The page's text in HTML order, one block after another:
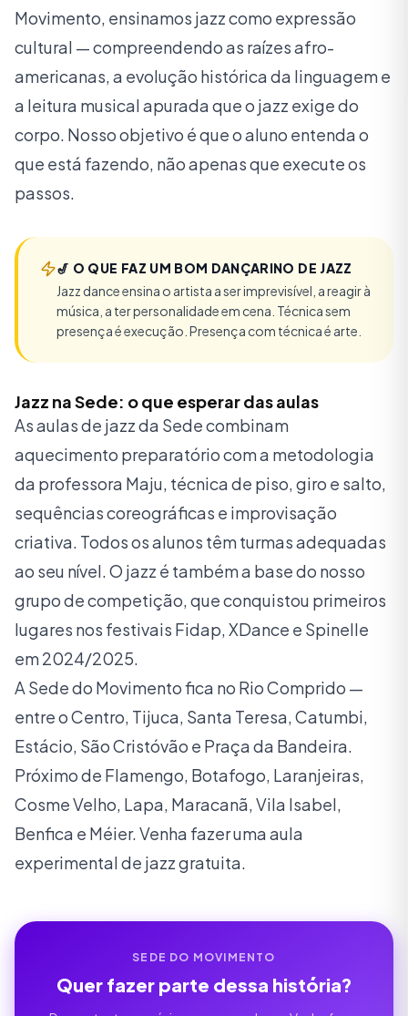
Movimento, ensinamos jazz como expressão
cultural — compreendendo as raízes afro-
americanas, a evolução histórica da linguagem e
a leitura musical apurada que o jazz exige do
corpo. Nosso objetivo é que o aluno entenda o
que está fazendo, não apenas que execute os
passos.
🎷 O QUE FAZ UM BOM DANÇARINO DE JAZZ
Jazz dance ensina o artista a ser imprevisível, a reagir à
música, a ter personalidade em cena. Técnica sem
presença é execução. Presença com técnica é arte.
Jazz na Sede: o que esperar das aulas
As aulas de jazz da Sede combinam
aquecimento preparatório com a metodologia
da professora Maju, técnica de piso, giro e salto,
sequências coreográficas e improvisação
criativa. Todos os alunos têm turmas adequadas
ao seu nível. O jazz é também a base do nosso
grupo de competição, que conquistou primeiros
lugares nos festivais Fidap, XDance e Spinelle
em 2024/2025.
A Sede do Movimento fica no Rio Comprido —
entre o Centro, Tijuca, Santa Teresa, Catumbi,
Estácio, São Cristóvão e Praça da Bandeira.
Próximo de Flamengo, Botafogo, Laranjeiras,
Cosme Velho, Lapa, Maracanã, Vila Isabel,
Benfica e Méier. Venha fazer uma aula
experimental de jazz gratuita.
SEDE DO MOVIMENTO
Quer fazer parte dessa história?